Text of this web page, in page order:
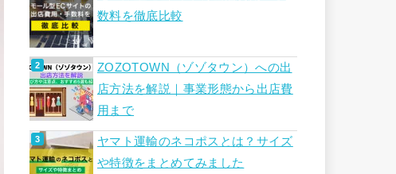
数料を徹底比較
ZOZOTOWN（ゾゾタウン）への出
店方法を解説｜事業形態から出店費
用まで
ヤマト運輸のネコポスとは？サイズ
や特徴をまとめてみました